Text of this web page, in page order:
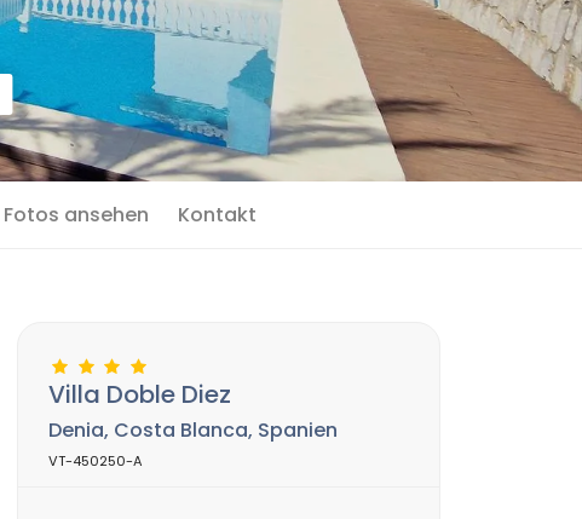
Fotos ansehen Kontakt
Villa Doble Diez
Denia, Costa Blanca, Spanien
VT-450250-A